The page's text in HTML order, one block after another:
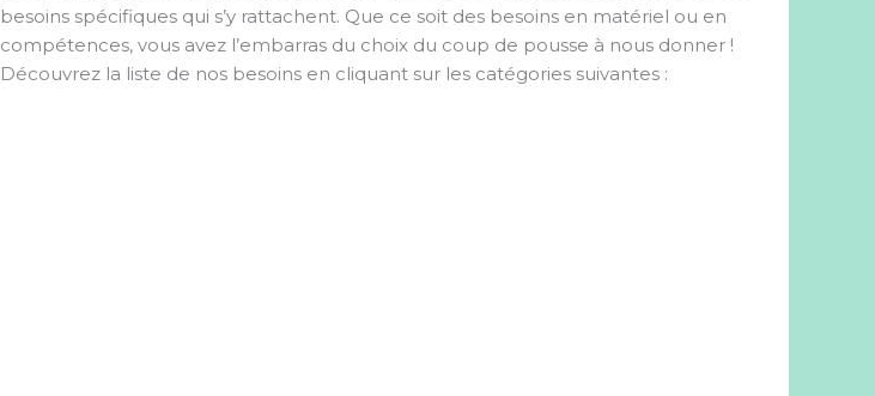
besoins spécifiques qui s’y rattachent. Que ce soit des besoins en matériel ou en
compétences, vous avez l’embarras du choix du coup de pousse à nous donner !
Découvrez la liste de nos besoins en cliquant sur les catégories suivantes :